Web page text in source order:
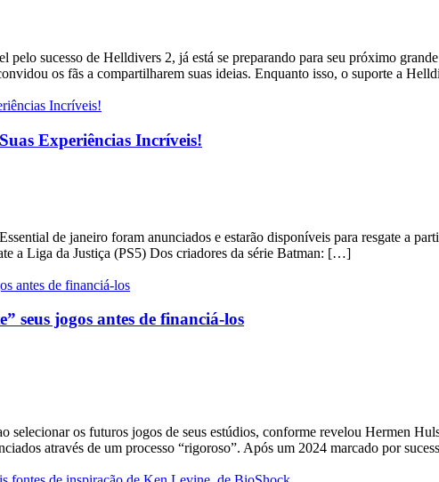
pelo sucesso de Helldivers 2, já está se preparando para seu próximo
os fãs a compartilharem suas ideias. Enquanto isso, o suporte a
Experiências Incríveis!
de janeiro foram anunciados e estarão disponíveis para resgate a
a Liga da Justiça (PS5) Dos criadores da série Batman: […]
seus jogos antes de financiá-los
selecionar os futuros jogos de seus estúdios, conforme revelou Hermen
através de um processo “rigoroso”. Após um 2024 marcado por